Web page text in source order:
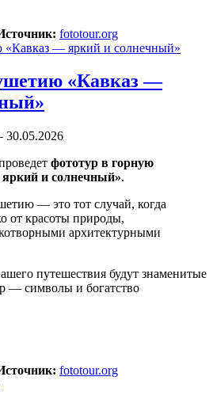
fototour.org
«Кавказ —
30.05.2026
фототур в горную
и солнечный».
— это тот случай, когда
от красоты природы,
архитектурными
путешествия будут знаменитые
— символы и богатство
fototour.org